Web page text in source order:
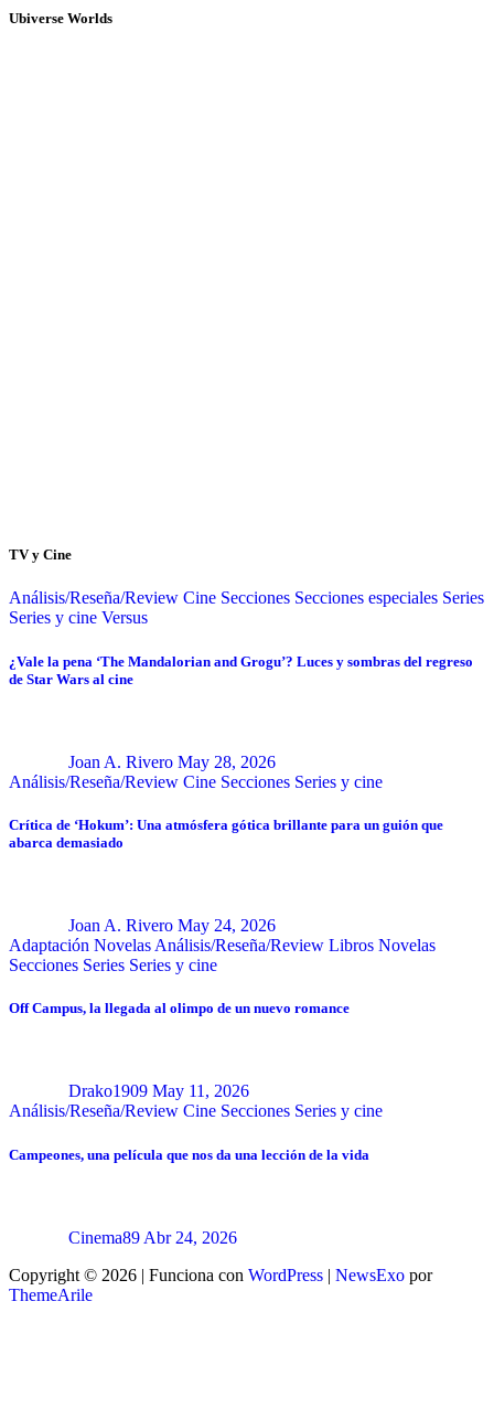
Ubiverse Worlds
TV y Cine
Análisis/Reseña/Review Cine Secciones Secciones especiales Series
Series y cine Versus
¿Vale la pena ‘The Mandalorian and Grogu’? Luces y sombras del regreso
de Star Wars al cine
Joan A. Rivero May 28, 2026
Análisis/Reseña/Review Cine Secciones Series y cine
Crítica de ‘Hokum’: Una atmósfera gótica brillante para un guión que
abarca demasiado
Joan A. Rivero May 24, 2026
Adaptación Novelas Análisis/Reseña/Review Libros Novelas
Secciones Series Series y cine
Off Campus, la llegada al olimpo de un nuevo romance
Drako1909 May 11, 2026
Análisis/Reseña/Review Cine Secciones Series y cine
Campeones, una película que nos da una lección de la vida
Cinema89 Abr 24, 2026
Copyright © 2026 | Funciona con WordPress | NewsExo por
ThemeArile